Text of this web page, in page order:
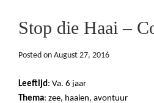
Stop die Haai –
Posted on August 27, 2016
Leeftijd: Va. 6 jaar
Thema: zee, haaien, avontuur